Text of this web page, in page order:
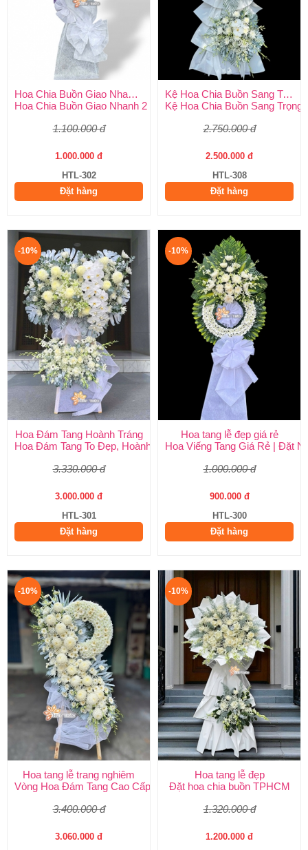
Hoa Chia Buồn Giao Nhanh 2 Giờ
Hoa Chia Buồn Giao Nhanh 2 Giờ – Dịch Vụ Uy Tín Tại Huy
1.100.000 đ
1.000.000 đ
HTL-302
Đặt hàng
Kệ Hoa Chia Buồn Sang Trọng
Kệ Hoa Chia Buồn Sang
2.750.000 đ
2.500.000 đ
HTL-308
Đặt hàng
-10%
Hoa Đám Tang Hoành Tráng
Hoa Đám Tang To Đẹp, Hoành Tráng tại Huy Thảo
3.330.000 đ
3.000.000 đ
HTL-301
Đặt hàng
-10%
Hoa tang lễ đẹp giá rẻ
Hoa Viếng Tang Giá Rẻ | Đặt
1.000.000 đ
900.000 đ
HTL-300
Đặt hàng
-10%
Hoa tang lễ trang nghiêm
Vòng Hoa Đám Tang Cao Cấp | Sang Trọng, Giao Nhanh
3.400.000 đ
3.060.000 đ
-10%
Hoa tang lễ đẹp
Đặt hoa chia buồn TPHCM
1.320.000 đ
1.200.000 đ